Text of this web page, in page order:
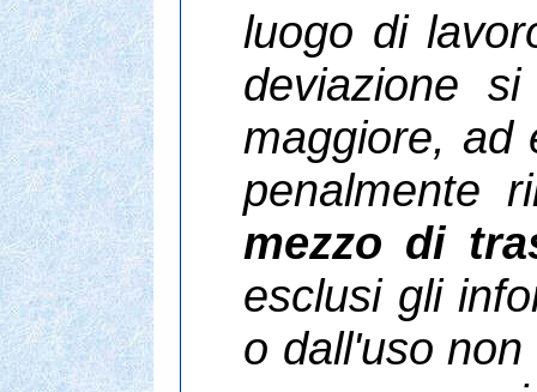
luogo di
deviazione
maggiore, ad
penalmente
mezzo di
esclusi gli
o dall'uso